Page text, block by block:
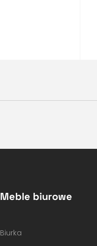
Meble biurowe
Biurka